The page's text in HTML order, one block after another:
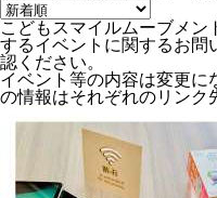
こどもスマイルムーブメン
するイベントに関するお問
認ください。
イベント等の内容は変更に
の情報はそれぞれのリンク